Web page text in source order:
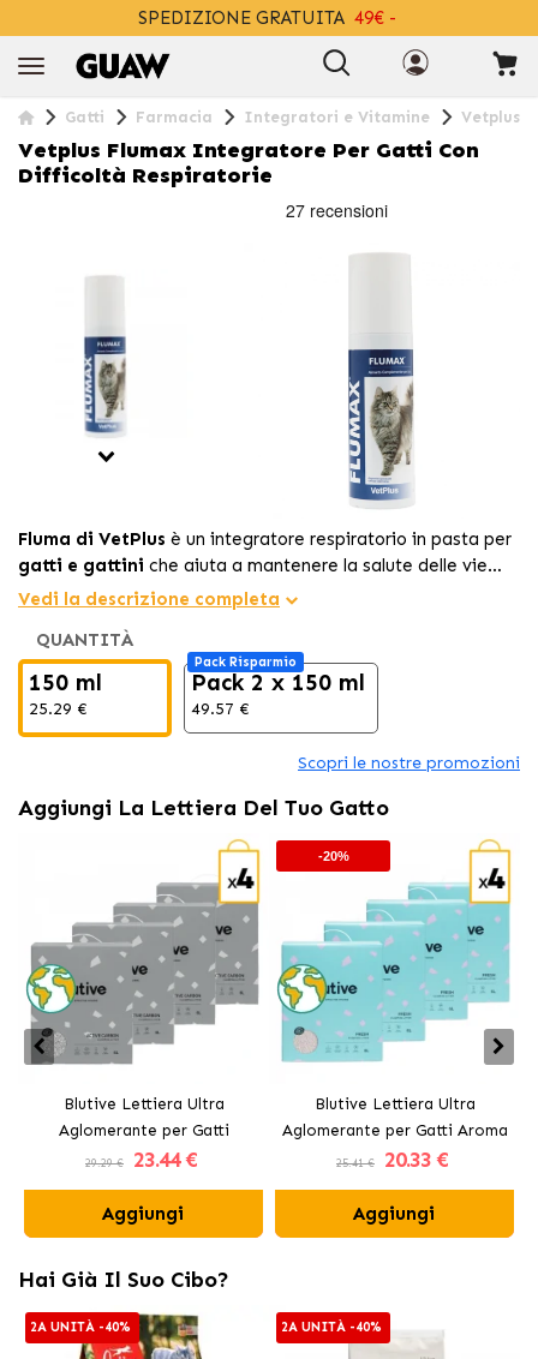
SPEDIZIONE GRATUITA 49€ -
Gatti Farmacia Integratori e Vitamine Vetplus
Vetplus Flumax Integratore Per Gatti Con
Difficoltà Respiratorie
Fluma di VetPlus è un integratore respiratorio in pasta per
gatti e gattini che aiuta a mantenere la salute delle vie
respiratorie. La sua formula con L-lisina, estratti vegetali,
respiratorio e rafforza le difese, ideale come supporto nei
periodi di recupero o stress.
Vedi la descrizione completa
QUANTITÀ
150 ml
25.29 €
Pack Risparmio
Pack 2 x 150 ml
49.57 €
Scopri le nostre promozioni
Aggiungi La Lettiera Del Tuo Gatto
Blutive Lettiera Ultra
Aglomerante per Gatti
Carbone Attivo
29.29 € 23.44 €
Aggiungi
-20%
Blutive Lettiera Ultra
Aglomerante per Gatti Aroma
Fresh
25.41 € 20.33 €
Aggiungi
Hai Già Il Suo Cibo?
2A UNITÀ -40% 2A UNITÀ -40%